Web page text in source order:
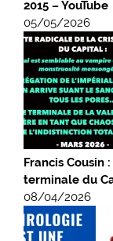
2015 – YouTube
05/05/2026
Francis Cousin
terminale du
08/04/2026